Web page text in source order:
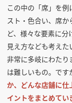
この中の「席」を
スト・色合い、席
ど、様々な要素に
見え方なども考えた
非常に多岐にわたり
は難しいもの。です
か、どんな店舗に仕
イントをまとめてい